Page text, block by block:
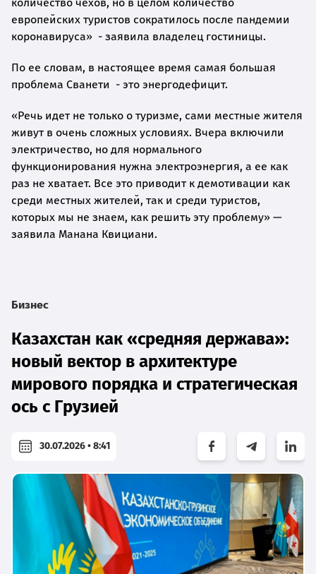
европейских туристов сократилось после пандемии
коронавируса» - заявила владелец гостиницы.
По ее словам, в настоящее время самая большая
проблема Сванети - это энергодефицит.
«Речь идет не только о туризме, сами местные жителя
живут в очень сложных условиях. Вчера включили
электричество, но для нормального
функционирования нужна электроэнергия, а ее как
раз не хватает. Все это приводит к демотивации как
среди местных жителей, так и среди туристов,
которых мы не знаем, как решить эту проблему» —
заявила Манана Квициани.
Бизнес
Казахстан как «средняя держава»:
новый вектор в архитектуре
мирового порядка и стратегическая
ось с Грузией
30.07.2026 • 8:41